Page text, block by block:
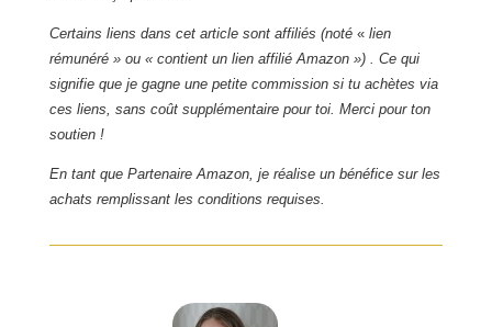
Certains liens dans cet article sont affiliés (noté « lien
rémunéré » ou « contient un lien affilié Amazon ») . Ce qui
signifie que je gagne une petite commission si tu achètes via
ces liens, sans coût supplémentaire pour toi. Merci pour ton
soutien !
En tant que Partenaire Amazon, je réalise un bénéfice sur les
achats remplissant les conditions requises.